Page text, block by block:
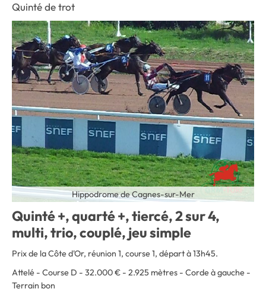
Quinté de trot
Hippodrome de Cagnes-sur-Mer
Quinté +, quarté +, tiercé, 2 sur 4,
multi, trio, couplé, jeu simple
Prix de la Côte d'Or, réunion 1, course 1, départ à 13h45.
Attelé - Course D - 32.000 € - 2.925 mètres - Corde à gauche -
Terrain bon